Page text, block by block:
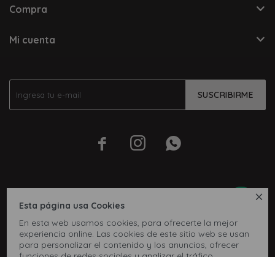

Esta página usa Cookies
En esta web usamos cookies, para ofrecerte la mejor
experiencia online. Las cookies de este sitio web se usan
para personalizar el contenido y los anuncios, ofrecer
SUSCRIBIRME
  
Compra
Mi cuenta